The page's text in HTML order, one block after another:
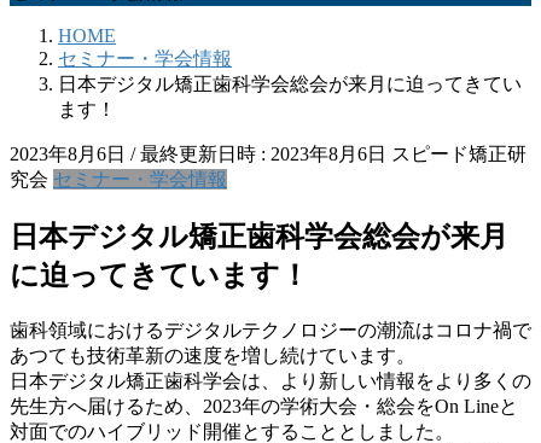
HOME
セミナー・学会情報
日本デジタル矯正歯科学会総会が来月に迫ってきてい
ます！
2023年8月6日 / 最終更新日時 : 2023年8月6日 スピード矯正研
究会 セミナー・学会情報
日本デジタル矯正歯科学会総会が来月
に迫ってきています！
歯科領域におけるデジタルテクノロジーの潮流はコロナ禍で
あつても技術革新の速度を増し続けています。
日本デジタル矯正歯科学会は、より新しい情報をより多くの
先生方へ届けるため、2023年の学術大会・総会をOn Lineと
対面でのハイブリッド開催とすることとしました。